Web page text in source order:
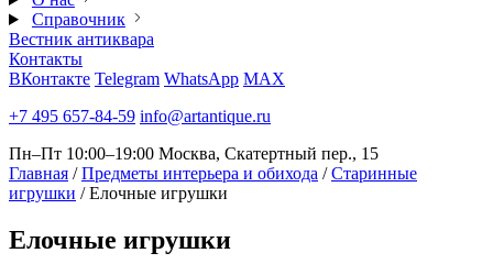
Справочник
Вестник антиквара
Контакты
ВКонтакте Telegram WhatsApp MAX
+7 495 657-84-59 info@artantique.ru
Пн–Пт 10:00–19:00 Москва, Скатертный пер., 15
Главная / Предметы интерьера и обихода / Старинные
игрушки / Елочные игрушки
Елочные игрушки